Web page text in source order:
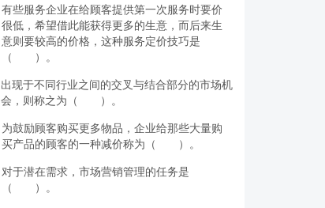
有些服务企业在给顾客提供第一次服务时要价
很低，希望借此能获得更多的生意，而后来生
意则要较高的价格，这种服务定价技巧是
（ ）。
出现于不同行业之间的交叉与结合部分的市场机
会，则称之为（ ）。
为鼓励顾客购买更多物品，企业给那些大量购
买产品的顾客的一种减价称为（ ）。
对于潜在需求，市场营销管理的任务是
（ ）。